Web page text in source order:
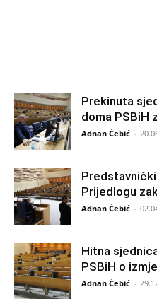
Prekinuta
doma PSBiH
Adnan Ćebić -
Prijedlogu
Adnan Ćebić -
Hitna
PSBiH o
Adnan Ćebić -